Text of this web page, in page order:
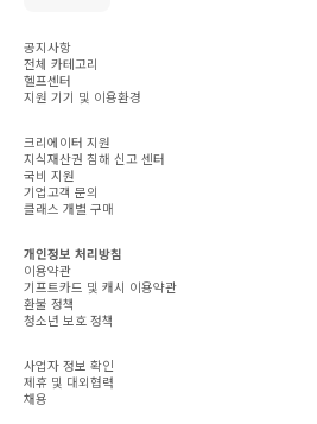
공지사항
전체 카테고리
헬프센터
지원 기기 및 이용환경
크리에이터 지원
지식재산권 침해 신고 센터
국비 지원
기업고객 문의
클래스 개별 구매
개인정보 처리방침
이용약관
기프트카드 및 캐시 이용약관
환불 정책
청소년 보호 정책
사업자 정보 확인
제휴 및 대외협력
채용